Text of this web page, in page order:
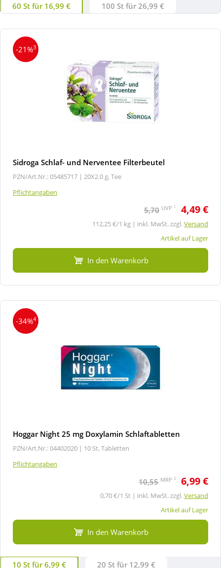
60 St für 16,99 € 100 St für 26,99 €
-21%3
Sidroga Schlaf- und Nerventee Filterbeutel
PZN/Art.Nr.: 05485717 | 20X2.0 g, Tee
Pflichtangaben
5,70 UVP 1 4,49 €
112,25 €/1 kg | inkl. MwSt. zzgl.Versand
Artikel auf Lager
In den Warenkorb
-34%4
Hoggar Night 25 mg Doxylamin Schlaftabletten
PZN/Art.Nr.: 04402020 | 10 St, Tabletten
Pflichtangaben
10,55 MRP 2 6,99 €
0,70 €/1 St | inkl. MwSt. zzgl.Versand
Artikel auf Lager
In den Warenkorb
10 St für 6,99 € 20 St für 12,99 €